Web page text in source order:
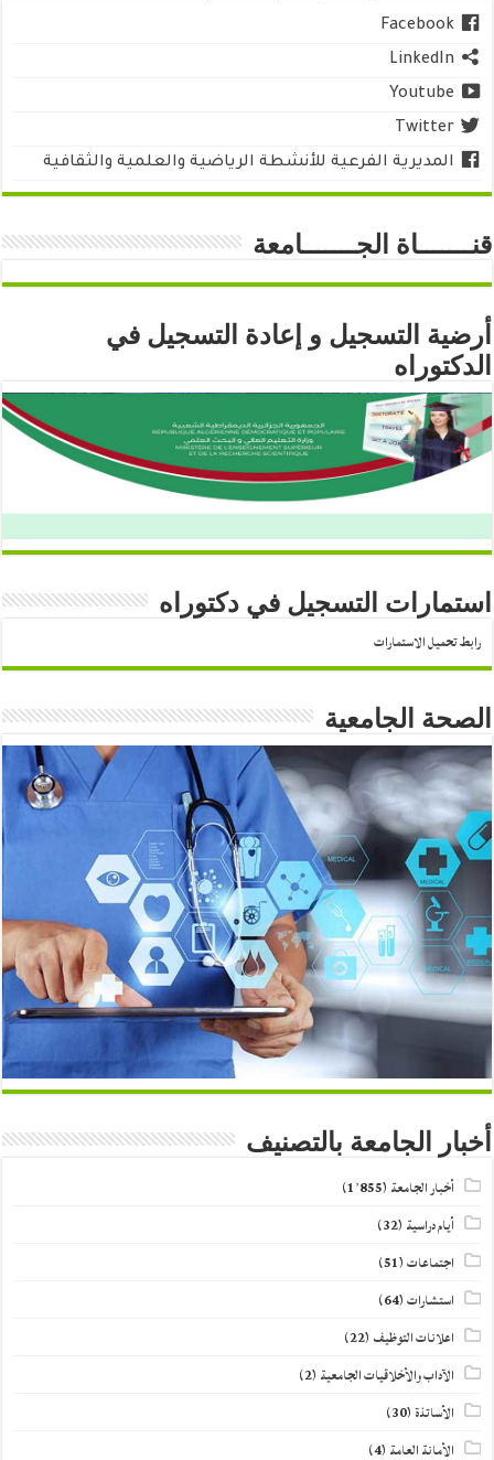
Facebook
LinkedIn
Youtube
Twitter
المديرية الفرعية للأنشطة الرياضية والعلمية والثقافية
قنـــــــاة الجـــــــامعة
أرضية التسجيل و إعادة التسجيل في
الدكتوراه
استمارات التسجيل في دكتوراه
رابط تحميل الاستمارات
الصحة الجامعية
أخبار الجامعة بالتصنيف
أخبار الجامعة (1٬855)
أيام دراسية (32)
اجتماعات(51)
استشارات(64)
اعلانات التوظيف (22)
الآداب والأخلاقيات الجامعية (2)
الأساتذة(30)
الأمانة العامة (4)